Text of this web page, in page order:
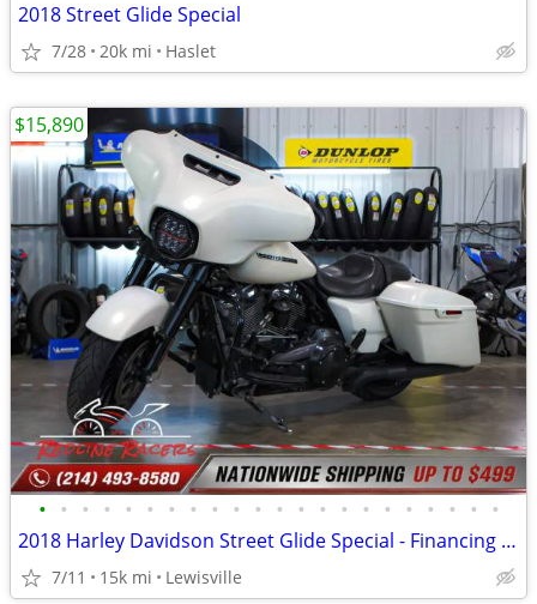
2018 Street Glide Special
7/28 20k mi Haslet
• • • • • • • • • • • • • • • • • • • • • •
2018 Harley Davidson Street Glide Special - Financing Available!
7/11 15k mi Lewisville
$15,890